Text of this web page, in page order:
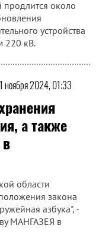
1 ноября 2024, 03:00
шаг к
модернизации
устройства
220 кВ.